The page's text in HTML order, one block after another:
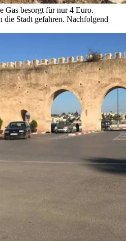
Gas besorgt für nur 4 Euro.
Stadt gefahren. Nachfolgend